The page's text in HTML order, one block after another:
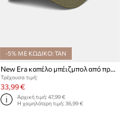
-5% ΜΕ ΚΩΔΙΚΟ: TAN
New Era καπέλο μπέιζμπολ από πρόσμιξη λινού LINEN 9TWENTY®
Τρέχουσα τιμή:
33,99 €
Αρχική τιμή:47,99 €
Η χαμηλότερη τιμή:36,99 €